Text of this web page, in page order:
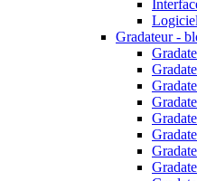
Gradateur -